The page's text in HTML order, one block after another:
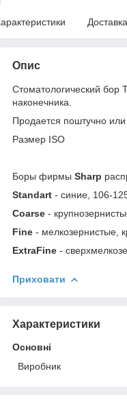
Доставка
Опис
Стоматологический бор
наконечника.
Продается поштучно или
Размер ISO
Боры фирмы Sharp
Standart - синие, 106-
Coarse -
Fine - мелкозернистые,
ExtraFine -
Приховати
Характеристики
Основні
Виробник